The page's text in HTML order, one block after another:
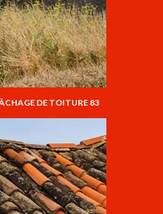
DE TOITURE 83